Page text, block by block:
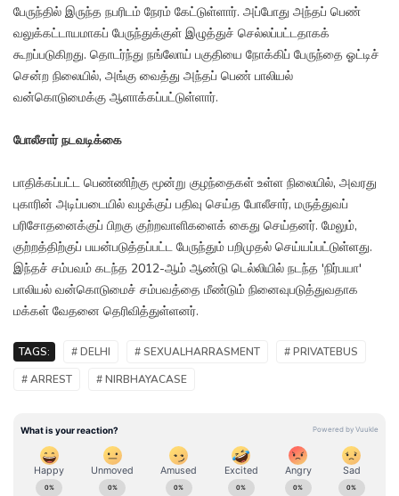
பேருந்தில் இருந்த நபரிடம் நேரம் கேட்டுள்ளார். அப்போது அந்தப் பெண்
வலுக்கட்டாயமாகப் பேருந்துக்குள் இழுத்துச் செல்லப்பட்டதாகக்
கூறப்படுகிறது. தொடர்ந்து நங்லோய் பகுதியை நோக்கிப் பேருந்தை ஓட்டிச்
சென்ற நிலையில், அங்கு வைத்து அந்தப் பெண் பாலியல்
வன்கொடுமைக்கு ஆளாக்கப்பட்டுள்ளார்.
போலீசார் நடவடிக்கை
பாதிக்கப்பட்ட பெண்ணிற்கு மூன்று குழந்தைகள் உள்ள நிலையில், அவரது
புகாரின் அடிப்படையில் வழக்குப் பதிவு செய்த போலீசார், மருத்துவப்
பரிசோதனைக்குப் பிறகு குற்றவாளிகளைக் கைது செய்தனர். மேலும்,
குற்றத்திற்குப் பயன்படுத்தப்பட்ட பேருந்தும் பறிமுதல் செய்யப்பட்டுள்ளது.
இந்தச் சம்பவம் கடந்த 2012-ஆம் ஆண்டு டெல்லியில் நடந்த 'நிர்பயா'
பாலியல் வன்கொடுமைச் சம்பவத்தை மீண்டும் நினைவுபடுத்துவதாக
மக்கள் வேதனை தெரிவித்துள்ளனர்.
TAGS: # DELHI # SEXUALHARRASMENT
# PRIVATEBUS
# ARREST
# NIRBHAYACASE